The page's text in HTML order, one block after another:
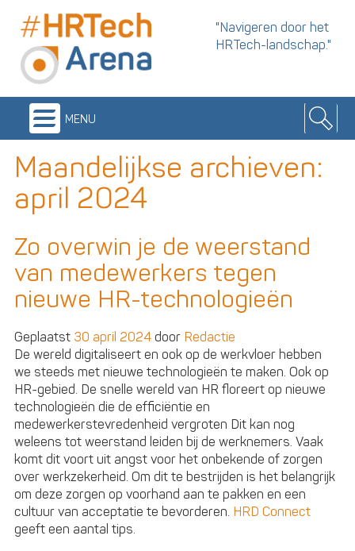
"Navigeren door het
HRTech-landschap."
menu
Maandelijkse archieven:
april 2024
Zo overwin je de weerstand
van medewerkers tegen
nieuwe HR-technologieën
Geplaatst 30 april 2024 door Redactie
De wereld digitaliseert en ook op de werkvloer hebben
we steeds met nieuwe technologieën te maken. Ook op
HR-gebied. De snelle wereld van HR floreert op nieuwe
technologieën die de efficiëntie en
medewerkerstevredenheid vergroten Dit kan nog
weleens tot weerstand leiden bij de werknemers. Vaak
komt dit voort uit angst voor het onbekende of zorgen
over werkzekerheid. Om dit te bestrijden is het belangrijk
om deze zorgen op voorhand aan te pakken en een
cultuur van acceptatie te bevorderen. HRD Connect
geeft een aantal tips.